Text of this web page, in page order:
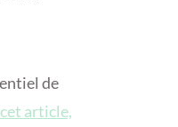
de
article,